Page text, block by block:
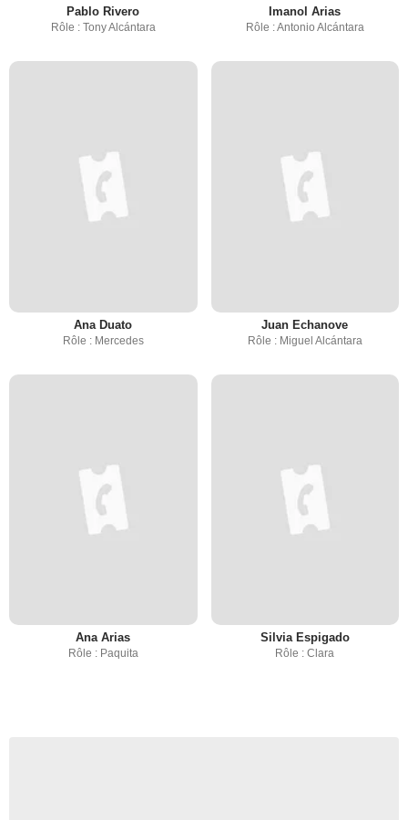
Pablo Rivero
Rôle : Tony Alcántara
Imanol Arias
Rôle : Antonio Alcántara
Ana Duato
Rôle : Mercedes
Juan Echanove
Rôle : Miguel Alcántara
Ana Arias
Rôle : Paquita
Silvia Espigado
Rôle : Clara